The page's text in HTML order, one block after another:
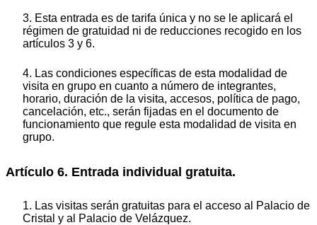
3. Esta entrada es de tarifa única y no se le aplicará el
régimen de gratuidad ni de reducciones recogido en los
artículos 3 y 6.
4. Las condiciones específicas de esta modalidad de
visita en grupo en cuanto a número de integrantes,
horario, duración de la visita, accesos, política de pago,
cancelación, etc., serán fijadas en el documento de
funcionamiento que regule esta modalidad de visita en
grupo.
Artículo 6. Entrada individual gratuita.
1. Las visitas serán gratuitas para el acceso al Palacio de
Cristal y al Palacio de Velázquez.